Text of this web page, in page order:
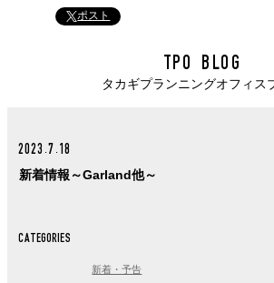
ポスト
TPO BLOG
タカギプランニングオフィス
2023.7.18
新着情報～Garland他～
CATEGORIES
新着・予告